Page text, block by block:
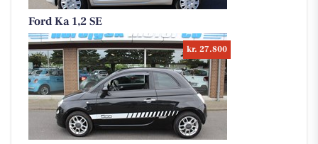
Ford Ka 1,2 SE
kr. 27.800